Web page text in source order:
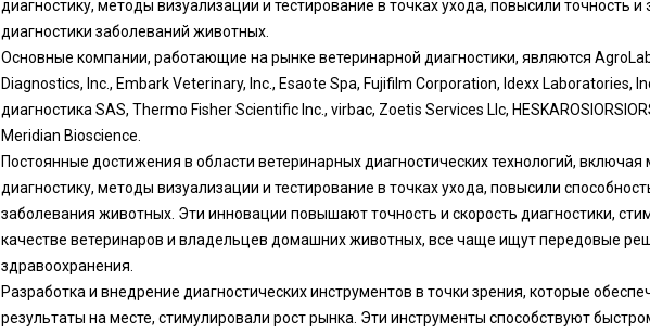
диагностику, методы визуализации и тестирование в точках ухода, повысили точность
диагностики заболеваний животных.
Основные компании, работающие на рынке ветеринарной диагностики, являются
Diagnostics, Inc., Embark Veterinary, Inc., Esaote Spa, Fujifilm Corporation, Idexx Laboratories,
диагностика SAS, Thermo Fisher Scientific Inc., virbac, Zoetis Services Llc,
Meridian Bioscience.
Постоянные достижения в области ветеринарных диагностических технологий,
диагностику, методы визуализации и тестирование в точках ухода, повысили
заболевания животных. Эти инновации повышают точность и скорость диагностики,
качестве ветеринаров и владельцев домашних животных, все чаще ищут передовые
здравоохранения.
Разработка и внедрение диагностических инструментов в точки зрения, которые
результаты на месте, стимулировали рост рынка. Эти инструменты способствуют